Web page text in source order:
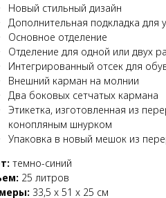
Новый стильный дизайн
Дополнительная подкладка для
Основное отделение
Отделение для одной или двух
Интегрированный отсек для
Внешний карман на молнии
Два боковых сетчатых кармана
Этикетка, изготовленная из
конопляным шнурком
Упаковка в новый мешок из
темно-синий
25 литров
33,5 x 51 x 25 см